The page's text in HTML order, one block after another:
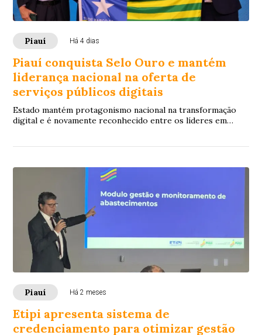
Piauí Há 4 dias
Piauí conquista Selo Ouro e mantém
liderança nacional na oferta de
serviços públicos digitais
Estado mantém protagonismo nacional na transformação
digital e é novamente reconhecido entre os líderes em
Piauí Há 2 meses
Etipi apresenta sistema de
credenciamento para otimizar gestão